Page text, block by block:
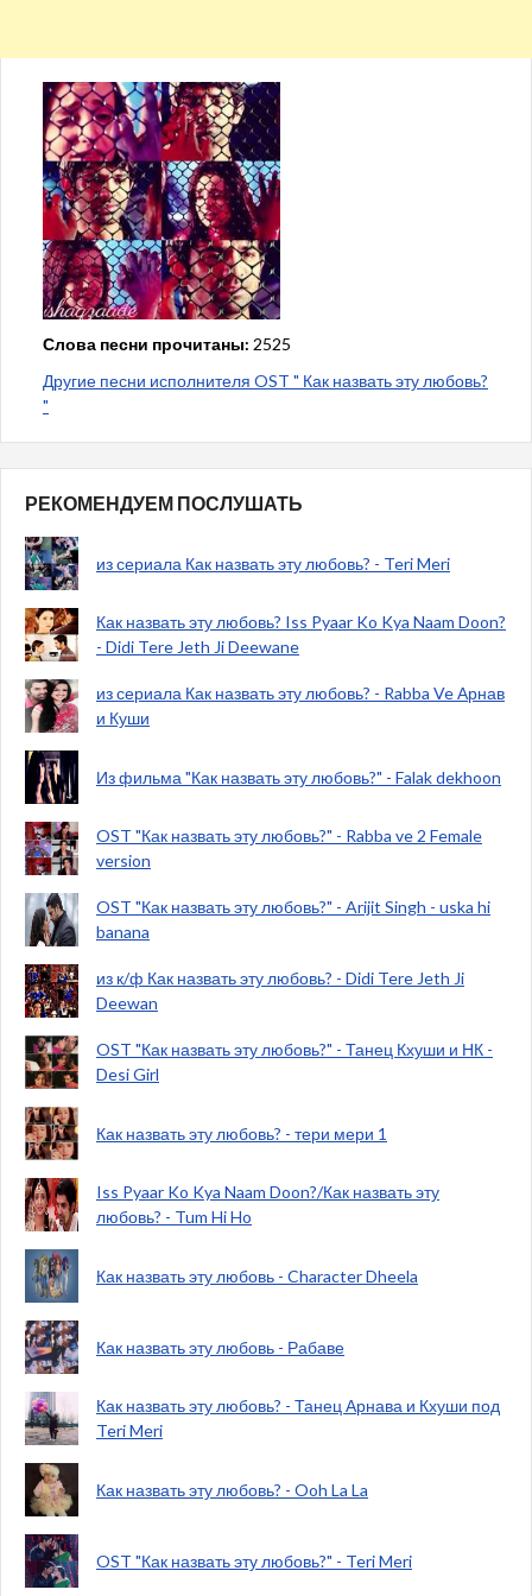
Слова песни прочитаны: 2525
Другие песни исполнителя OST " Как назвать эту любовь?
"
РЕКОМЕНДУЕМ ПОСЛУШАТЬ
из сериала Как назвать эту любовь? - Teri Meri
Как назвать эту любовь? Iss Pyaar Ko Kya Naam Doon?
- Didi Tere Jeth Ji Deewane
из сериала Как назвать эту любовь? - Rabba Ve Арнав
и Куши
Из фильма "Как назвать эту любовь?" - Falak dekhoon
OST "Как назвать эту любовь?" - Rabba ve 2 Female
version
OST "Как назвать эту любовь?" - Arijit Singh - uska hi
banana
из к/ф Как назвать эту любовь? - Didi Tere Jeth Ji
Deewan
OST "Как назвать эту любовь?" - Танец Кхуши и НК -
Desi Girl
Как назвать эту любовь? - тери мери 1
Iss Pyaar Ko Kya Naam Doon?/Как назвать эту
любовь? - Tum Hi Ho
Как назвать эту любовь - Character Dheela
Как назвать эту любовь - Рабаве
Как назвать эту любовь? - Танец Арнава и Кхуши под
Teri Meri
Как назвать эту любовь? - Ooh La La
OST "Как назвать эту любовь?" - Teri Meri